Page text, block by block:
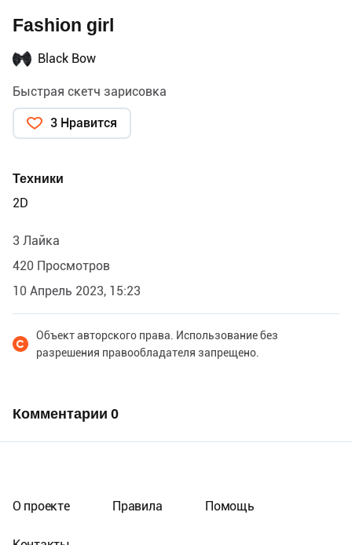
Fashion girl
Black Bow
Быстрая скетч зарисовка
3 Нравится
Техники
2D
3 Лайка
420 Просмотров
10 Апрель 2023, 15:23
Объект авторского права. Использование без
разрешения правообладателя запрещено.
Комментарии 0
О проекте Правила Помощь